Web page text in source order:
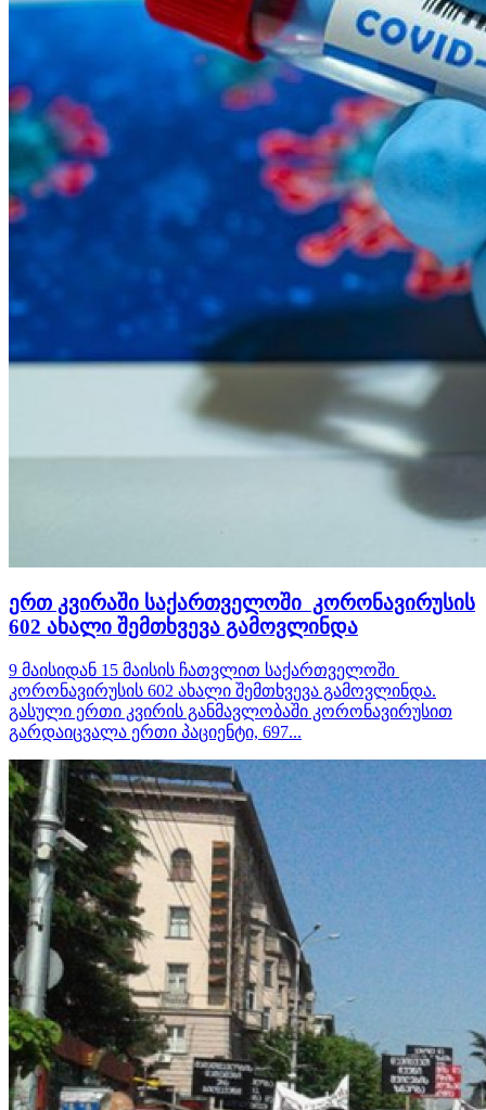
ერთ კვირაში საქართველოში კორონავირუსის
602 ახალი შემთხვევა გამოვლინდა
9 მაისიდან 15 მაისის ჩათვლით საქართველოში
კორონავირუსის 602 ახალი შემთხვევა გამოვლინდა.
გასული ერთი კვირის განმავლობაში კორონავირუსით
გარდაიცვალა ერთი პაციენტი, 697...